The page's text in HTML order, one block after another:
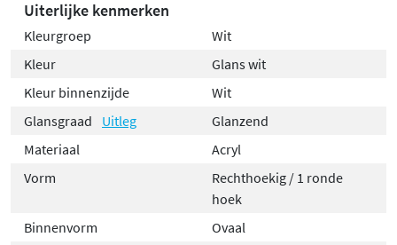
Uiterlijke kenmerken
Kleurgroep
Wit
Kleur
Glans wit
Kleur binnenzijde
Wit
Glansgraad
Uitleg
Glanzend
Materiaal
Acryl
Vorm
Rechthoekig / 1 ronde
hoek
Binnenvorm
Ovaal